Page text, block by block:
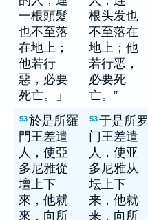
一根頭髮
也不至落
在地上；
他若行
惡，必要
死亡。」
根头发也
不至落在
地上；他
若行恶，
必要死
亡。”
53於是所羅
門王差遣
人，使亞
多尼雅從
壇上下
來，他就
來，向所
53于是所罗
门王差遣
人，使亚
多尼雅从
坛上下
来，他就
来，向所